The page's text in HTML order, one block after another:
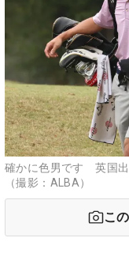
確かに色男です 英国出
（撮影：ALBA）
こ